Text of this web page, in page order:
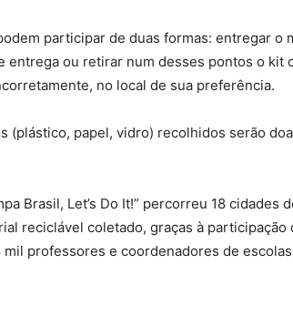
participar de duas formas: entregar o
entrega ou retirar num desses pontos o kit
no local de sua preferência.
(plástico, papel, vidro) recolhidos serão
Brasil, Let’s Do It!” percorreu 18 cidades
reciclável coletado, graças à participação
mil professores e coordenadores de